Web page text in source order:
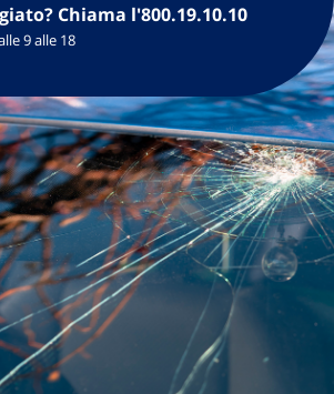
Chiama l'800.19.10.10
9 alle 18